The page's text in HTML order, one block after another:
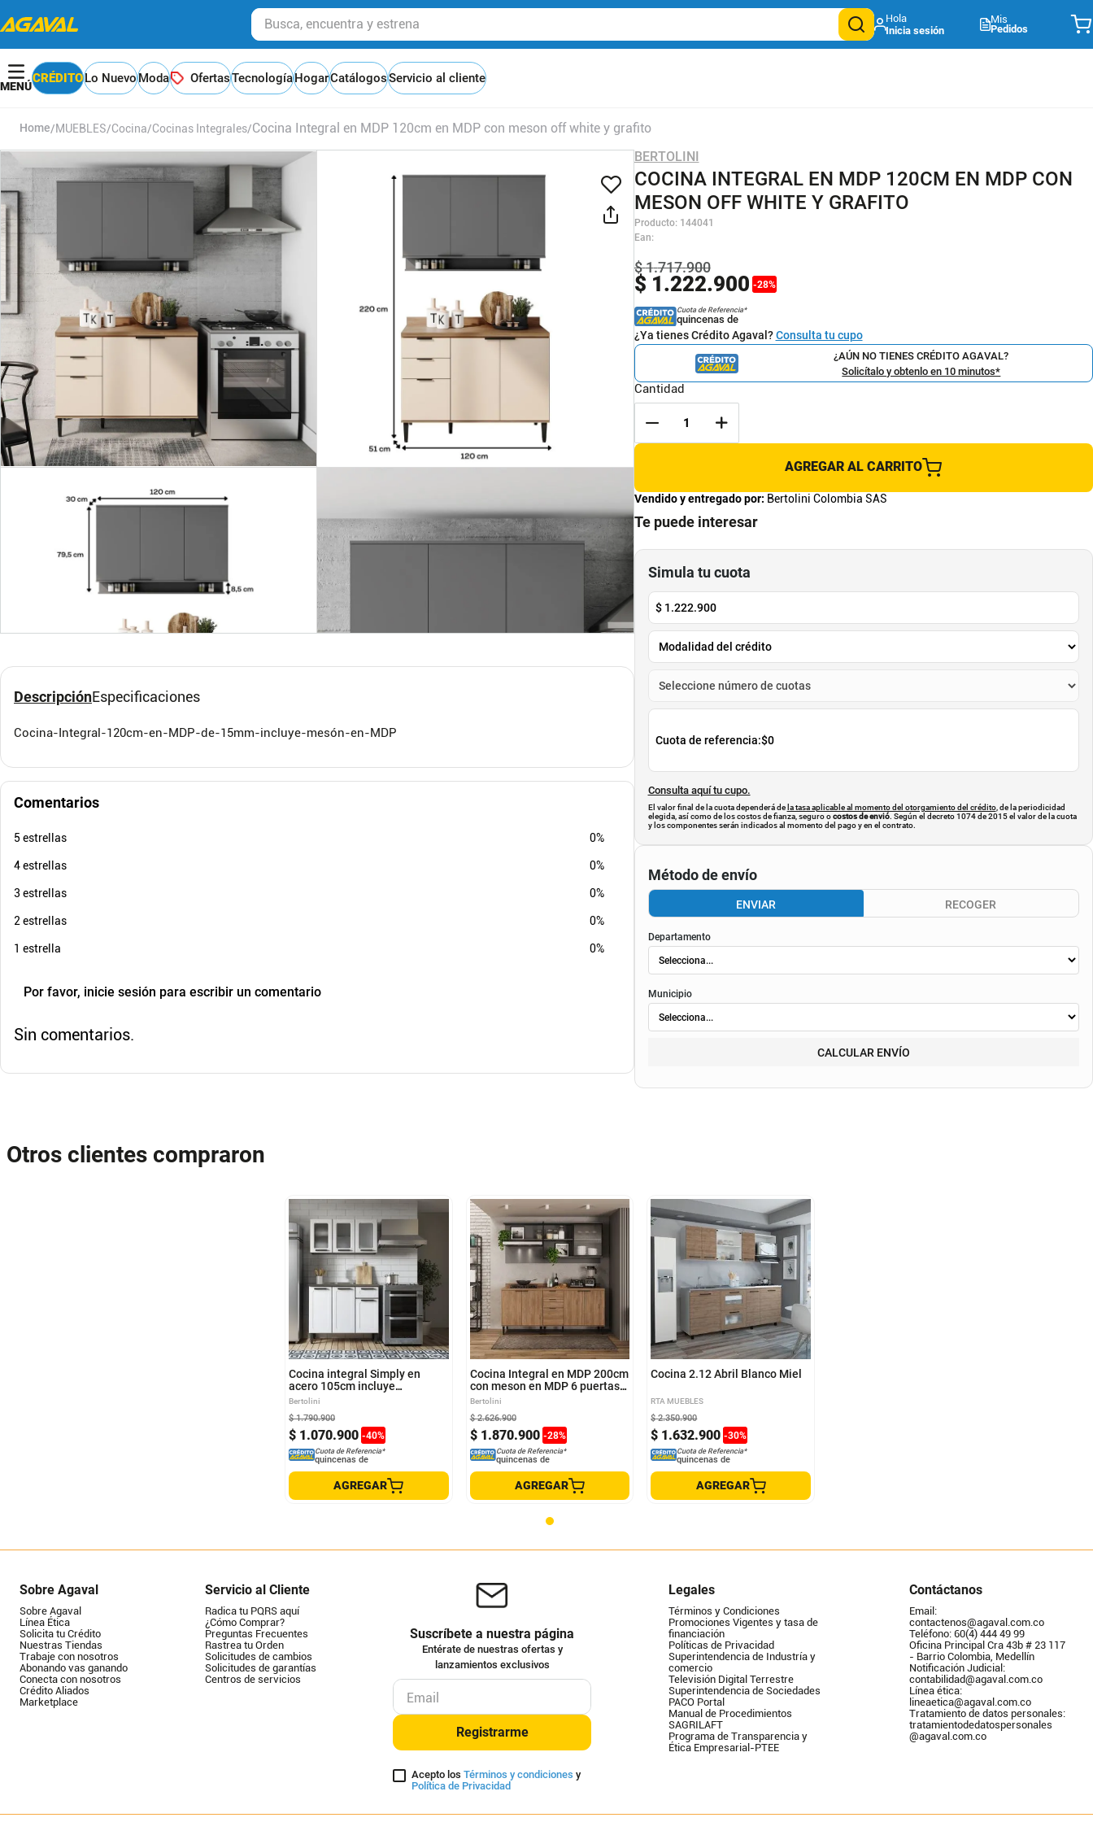
Busca, encuentra y estrena
Mis
Pedidos
CRÉDITOLo NuevoModa OfertasTecnologíaHogarCatálogosServicio al cliente
MUEBLES Cocina Cocinas Integrales Cocina Integral en MDP 120cm en MDP con meson off white y grafito
DescripciónEspecificaciones
Cocina-Integral-120cm-en-MDP-de-15mm-incluye-mesón-en-MDP
Comentarios
5 estrellas 0%
4 estrellas 0%
3 estrellas 0%
2 estrellas 0%
1 estrella 0%
Por favor, inicie sesión para escribir un comentario
Sin comentarios.
BERTOLINI
COCINA INTEGRAL EN MDP 120CM EN MDP CON
MESON OFF WHITE Y GRAFITO
Producto: 144041
Ean:
$ 1.222.900 -28%
$1.717.900
Cuota de Referencia*
quincenas de
¿Ya tienes Crédito Agaval?Consulta tu cupo
¿AÚN NO TIENES CRÉDITO AGAVAL?
Solicítalo y obtenlo en 10 minutos*
Cantidad
AGREGAR AL CARRITO
Vendido y entregado por: Bertolini Colombia SAS
Te puede interesar
Simula tu cuota
$ 1.222.900
Cuota de referencia:$0
Consulta aquí tu cupo.
El valor final de la cuota dependerá de la tasa aplicable al momento del otorgamiento del crédito, de la periodicidad
elegida, así como de los costos de fianza, seguro ocostos de envió. Según el decreto 1074 de 2015 el valor de la cuota
y los componentes serán indicados al momento del pago y en el contrato.
Método de envío
ENVIAR RECOGER
Departamento
Municipio
CALCULAR ENVÍO
Otros clientes compraron
Cocina integral Simply en
acero 105cm incluye
lavaplatos izquierdo Blanco
Bertolini
$ 1.070.900 -40%
$ 1.790.900
Cuota de Referencia*
quincenas de
AGREGAR
Cocina Integral en MDP 200cm
con meson en MDP 6 puertas
Freijo y gris
Bertolini
$ 1.870.900 -28%
$ 2.626.900
Cuota de Referencia*
quincenas de
AGREGAR
Cocina 2.12 Abril Blanco Miel
RTA MUEBLES
$ 1.632.900 -30%
$ 2.350.900
Cuota de Referencia*
quincenas de
AGREGAR
Sobre Agaval
Sobre Agaval
Línea Ética
Solicita tu Crédito
Nuestras Tiendas
Trabaje con nosotros
Abonando vas ganando
Conecta con nosotros
Crédito Aliados
Marketplace
Servicio al Cliente
Radica tu PQRS aquí
¿Cómo Comprar?
Preguntas Frecuentes
Rastrea tu Orden
Solicitudes de cambios
Solicitudes de garantías
Centros de servicios
Suscríbete a nuestra página
Entérate de nuestras ofertas y
lanzamientos exclusivos
Registrarme
Acepto los Términos y condiciones y
Política de Privacidad
Legales
Términos y Condiciones
Promociones Vigentes y tasa de
financiación
Políticas de Privacidad
Superintendencia de Industría y
comercio
Televisión Digital Terrestre
Superintendencia de Sociedades
PACO Portal
Manual de Procedimientos
SAGRILAFT
Programa de Transparencia y
Ética Empresarial-PTEE
Contáctanos
Email:
contactenos@agaval.com.co
Teléfono: 60(4) 444 49 99
Oficina Principal Cra 43b # 23 117
- Barrio Colombia, Medellín
Notificación Judicial:
contabilidad@agaval.com.co
Línea ética:
lineaetica@agaval.com.co
Tratamiento de datos personales:
tratamientodedatospersonales
@agaval.com.co